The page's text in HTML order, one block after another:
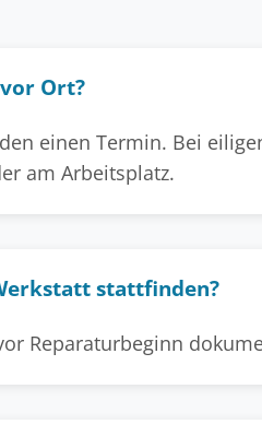
Ort?
einen Termin. Bei
am Arbeitsplatz.
stattfinden?
Reparaturbeginn